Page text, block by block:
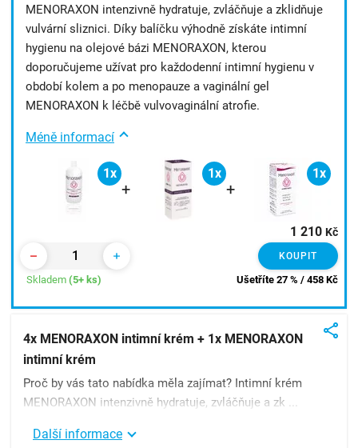
MENORAXON intenzivně hydratuje, zvláčňuje a zklidňuje
vulvární sliznici. Díky balíčku výhodně získáte intimní
hygienu na olejové bázi MENORAXON, kterou
doporučujeme užívat pro každodenní intimní hygienu v
období kolem a po menopauze a vaginální gel
MENORAXON k léčbě vulvovaginální atrofie.
Méně informací
1x
+
1x
+
1x
1 210 Kč
KOUPIT
Skladem (5+ ks) Ušetříte 27 % / 458 Kč
4x MENORAXON intimní krém + 1x MENORAXON
intimní krém
Proč by vás tato nabídka měla zajímat? Intimní krém
MENORAXON intenzivně hydratuje, zvláčňuje a zk ...
Další informace